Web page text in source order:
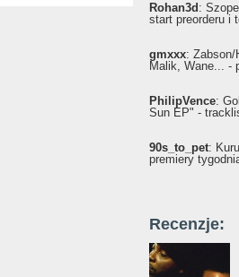
Rohan3d :
start preorderu i
gmxxx: Żabson/
Malik, Wane... -
PhilipVence:
Sun EP" -
90s_to_pet:
premiery
Recenzje: